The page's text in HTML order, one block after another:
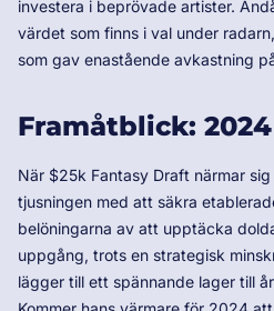
investera i beprövade artister.
värdet som finns i val under
som gav enastående avkastning
Framåtblick:
När $25k Fantasy Draft närmar
tjusningen med att säkra
belöningarna av att upptäcka
uppgång, trots en strategisk
lägger till ett spännande lager till